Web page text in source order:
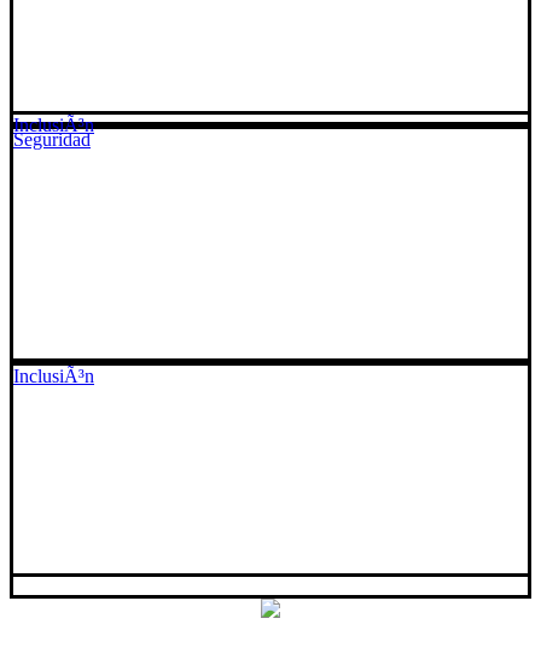
Seguridad
InclusiÃ³n
InclusiÃ³n